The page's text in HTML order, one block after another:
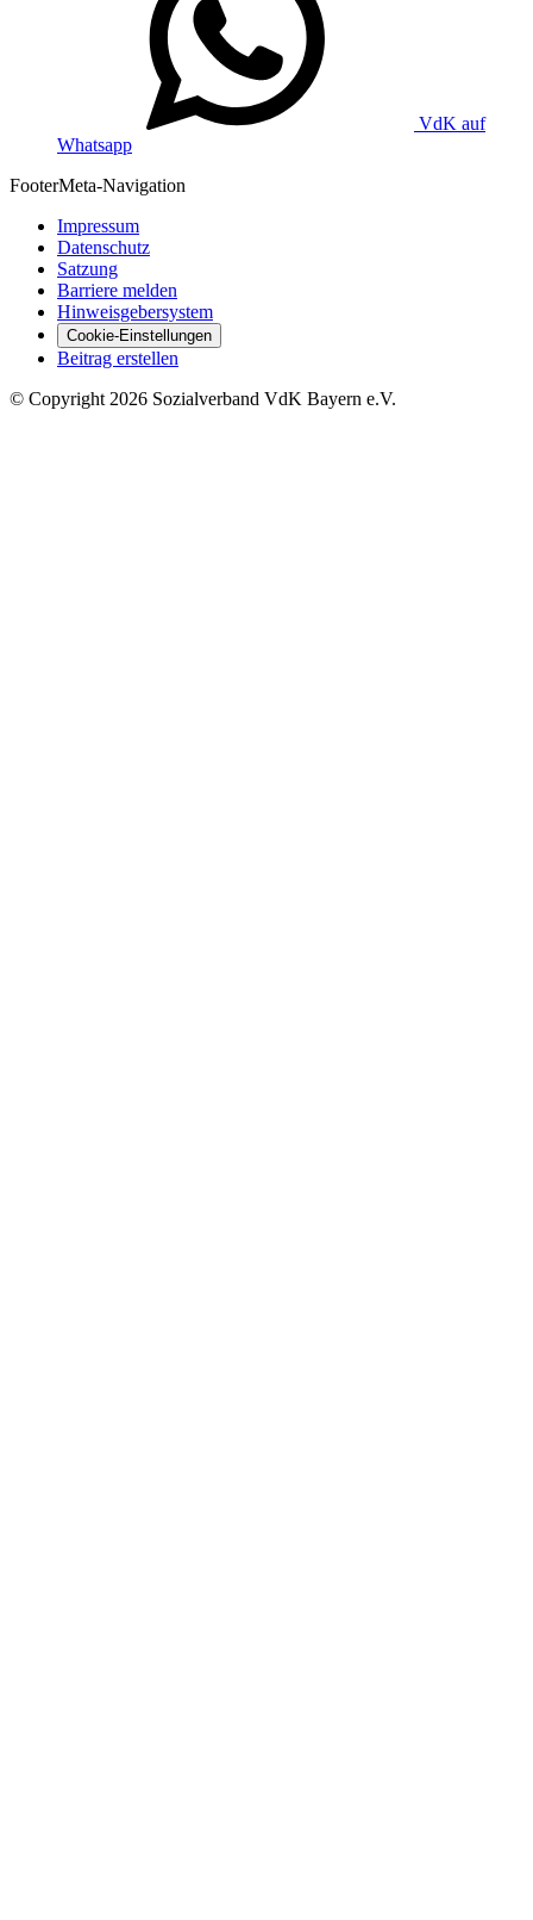
VdK auf
Whatsapp
FooterMeta-Navigation
Impressum
Datenschutz
Satzung
Barriere melden
Hinweisgebersystem
Cookie-Einstellungen
Beitrag erstellen
© Copyright2026 Sozialverband VdK Bayern e.V.